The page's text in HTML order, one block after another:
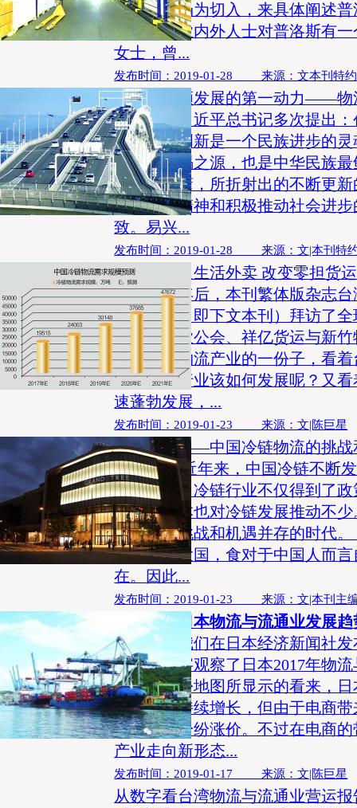
军福建市场为切入，来具体阐述
时也让行业内外人士对普洛斯有
女士，曾...
发布时间：2019-01-28 来源：文本刊特约
创新是引领发展的第一动力——物
【导语】习近平总书记多次提出
一动力、创新是一个民族进步的
发达的不竭之源，也是中华民族
辞简洁易懂，所折射出的不断更
代变迁的精神和积极推动社会进
致。易兴...
发布时间：2019-01-28 来源：文|本刊特
电子商务及生活外卖 改变零担货
【导语】年后，本刊繁体版杂志
略》杂志（即下文本刊）拜访了
运商业同业公会、祥亿货运与新
体，也是物流产业的一份子，看
境，运输行业该如何发展呢？又
速蓬勃发展，...
发布时间：2019-01-23 来源：文|陈巨星
热战来袭——中国冷链物流的挑战
编者按： 近年来，中国冷链不断
路倡议下，冷链行业不仅得到了
技术、资本也对冷链发展推动不
言，这是挑战和机遇并存的时代
超级人口大国，食对于中国人而
在。因此...
发布时间：2019-01-23 来源：文|本刊主
从数字看日本物流与流通业发展趋
【导语】我们在日本经济新闻社
图中用数字观察了日本2017年物
况，从这份地图所显示的看来，
劲，电商持续增长，但由于电商
宅配企业纷纷涨价。不过在电商
产业走向新形态...
发布时间：2019-01-17 来源：文|陈巨星
从数字看台湾物流与流通业营运报